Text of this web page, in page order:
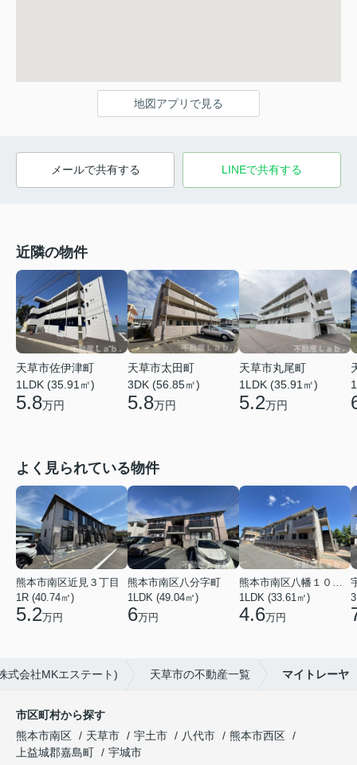
地図アプリで見る
メールで共有する LINEで共有する
近隣の物件
天草市佐伊津町
1LDK (35.91㎡)
5.8万円
天草市太田町
3DK (56.85㎡)
5.8万円
天草市丸尾町
1LDK (35.91㎡)
5.2万円
よく見られている物件
熊本市南区近見３丁目
1R (40.74㎡)
5.2万円
熊本市南区八分字町
1LDK (49.04㎡)
6万円
熊本市南区八幡１０丁目
1LDK (33.61㎡)
4.6万円
式会社MKエステート) 天草市の不動産一覧 マイトレーヤ
市区町村から探す
熊本市南区
天草市 宇土市 八代市
熊本市西区
上益城郡嘉島町
宇城市